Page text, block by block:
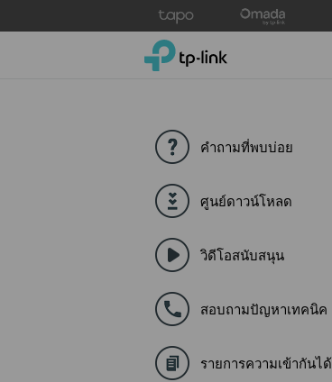
to
TP-Link, Reliably Smart
คำถามที่พบบ่อย
ศูนย์ดาวน์โหลด
วิดีโอสนับสนุน
สอบถามปัญหาเทคนิค
รายการความเข้ากันได้